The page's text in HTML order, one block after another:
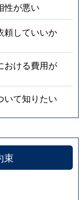
性が悪い
頼していいか
おける費用が
いて知りたい
束